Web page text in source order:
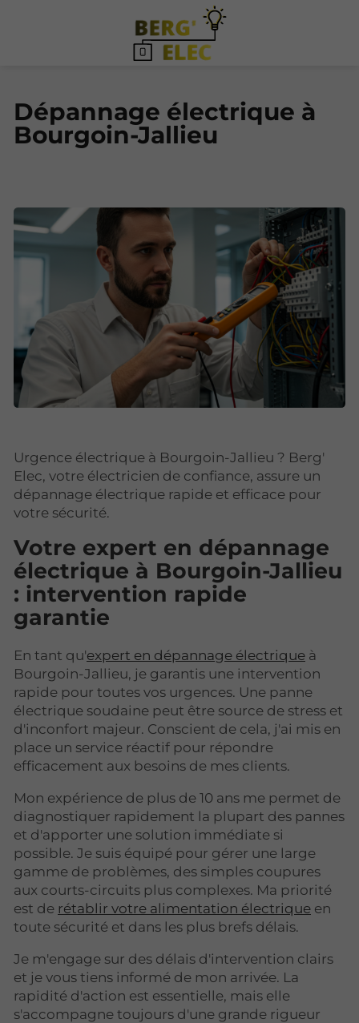
Dépannage électrique à
Bourgoin-Jallieu
Urgence électrique à Bourgoin-Jallieu ? Berg'
Elec, votre électricien de confiance, assure un
dépannage électrique rapide et efficace pour
votre sécurité.
Votre expert en dépannage
électrique à Bourgoin-Jallieu
: intervention rapide
garantie
En tant qu'expert en dépannage électrique à
Bourgoin-Jallieu, je garantis une intervention
rapide pour toutes vos urgences. Une panne
électrique soudaine peut être source de stress et
d'inconfort majeur. Conscient de cela, j'ai mis en
place un service réactif pour répondre
efficacement aux besoins de mes clients.
Mon expérience de plus de 10 ans me permet de
diagnostiquer rapidement la plupart des pannes
et d'apporter une solution immédiate si
possible. Je suis équipé pour gérer une large
gamme de problèmes, des simples coupures
aux courts-circuits plus complexes. Ma priorité
est de rétablir votre alimentation électrique en
toute sécurité et dans les plus brefs délais.
Je m'engage sur des délais d'intervention clairs
et je vous tiens informé de mon arrivée. La
rapidité d'action est essentielle, mais elle
s'accompagne toujours d'une grande rigueur